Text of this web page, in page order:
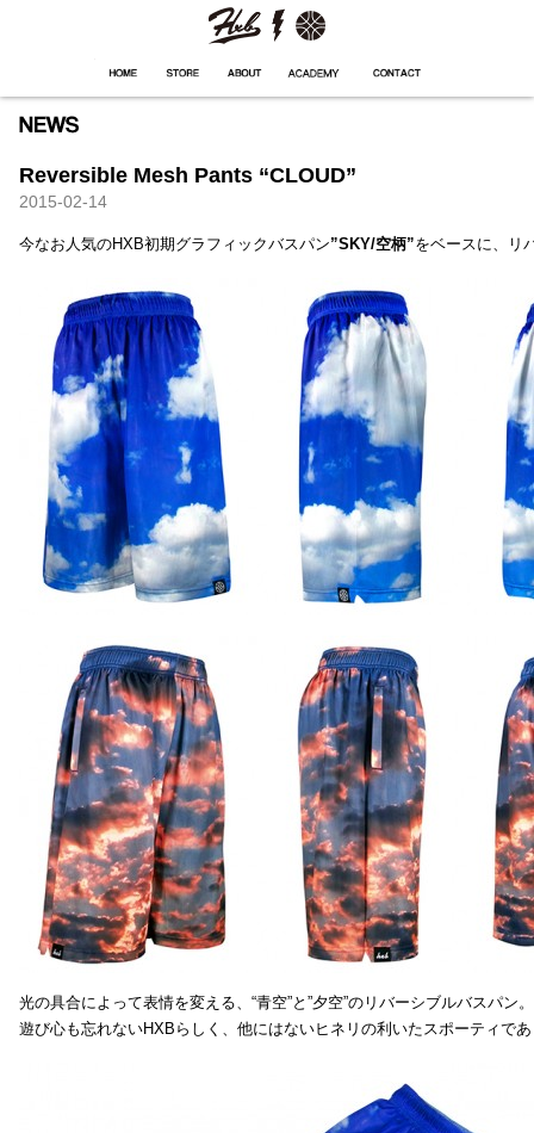
Reversible Mesh Pants “CLOUD”
2015-02-14
今なお人気のHXB初期グラフィックバスパン”SKY/空柄”をベースに、リ
光の具合によって表情を変える、“青空”と”夕空”のリバーシブルバスパン。
遊び心も忘れないHXBらしく、他にはないヒネリの利いたスポーティで